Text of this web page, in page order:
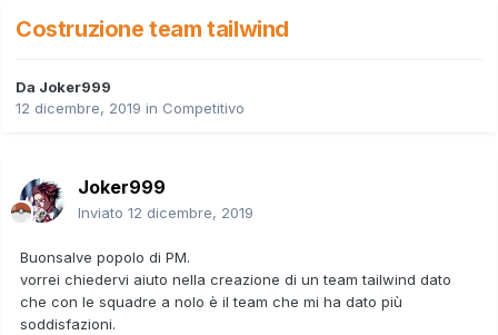
Costruzione team tailwind
Da Joker999
12 dicembre, 2019 in Competitivo
Joker999
Inviato 12 dicembre, 2019
Buonsalve popolo di PM.
vorrei chiedervi aiuto nella creazione di un team tailwind dato
che con le squadre a nolo è il team che mi ha dato più
soddisfazioni.